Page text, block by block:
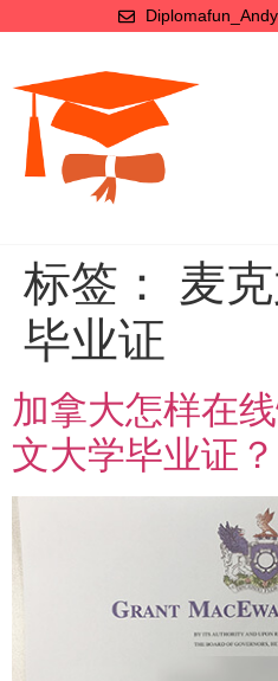
标签： 麦
毕业证
加拿大怎样在
文大学毕业证？